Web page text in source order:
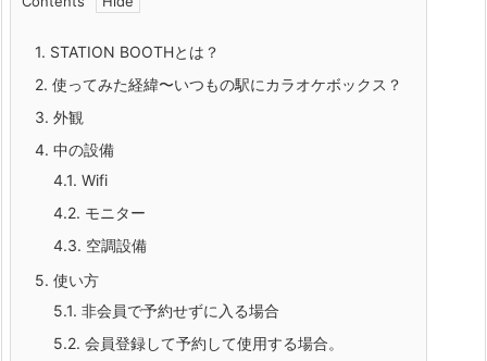
1. STATION BOOTHとは？
2. 使ってみた経緯〜いつもの駅にカラオケボックス？
3. 外観
4. 中の設備
4.1. Wifi
4.2. モニター
4.3. 空調設備
5. 使い方
5.1. 非会員で予約せずに入る場合
5.2. 会員登録して予約して使用する場合。